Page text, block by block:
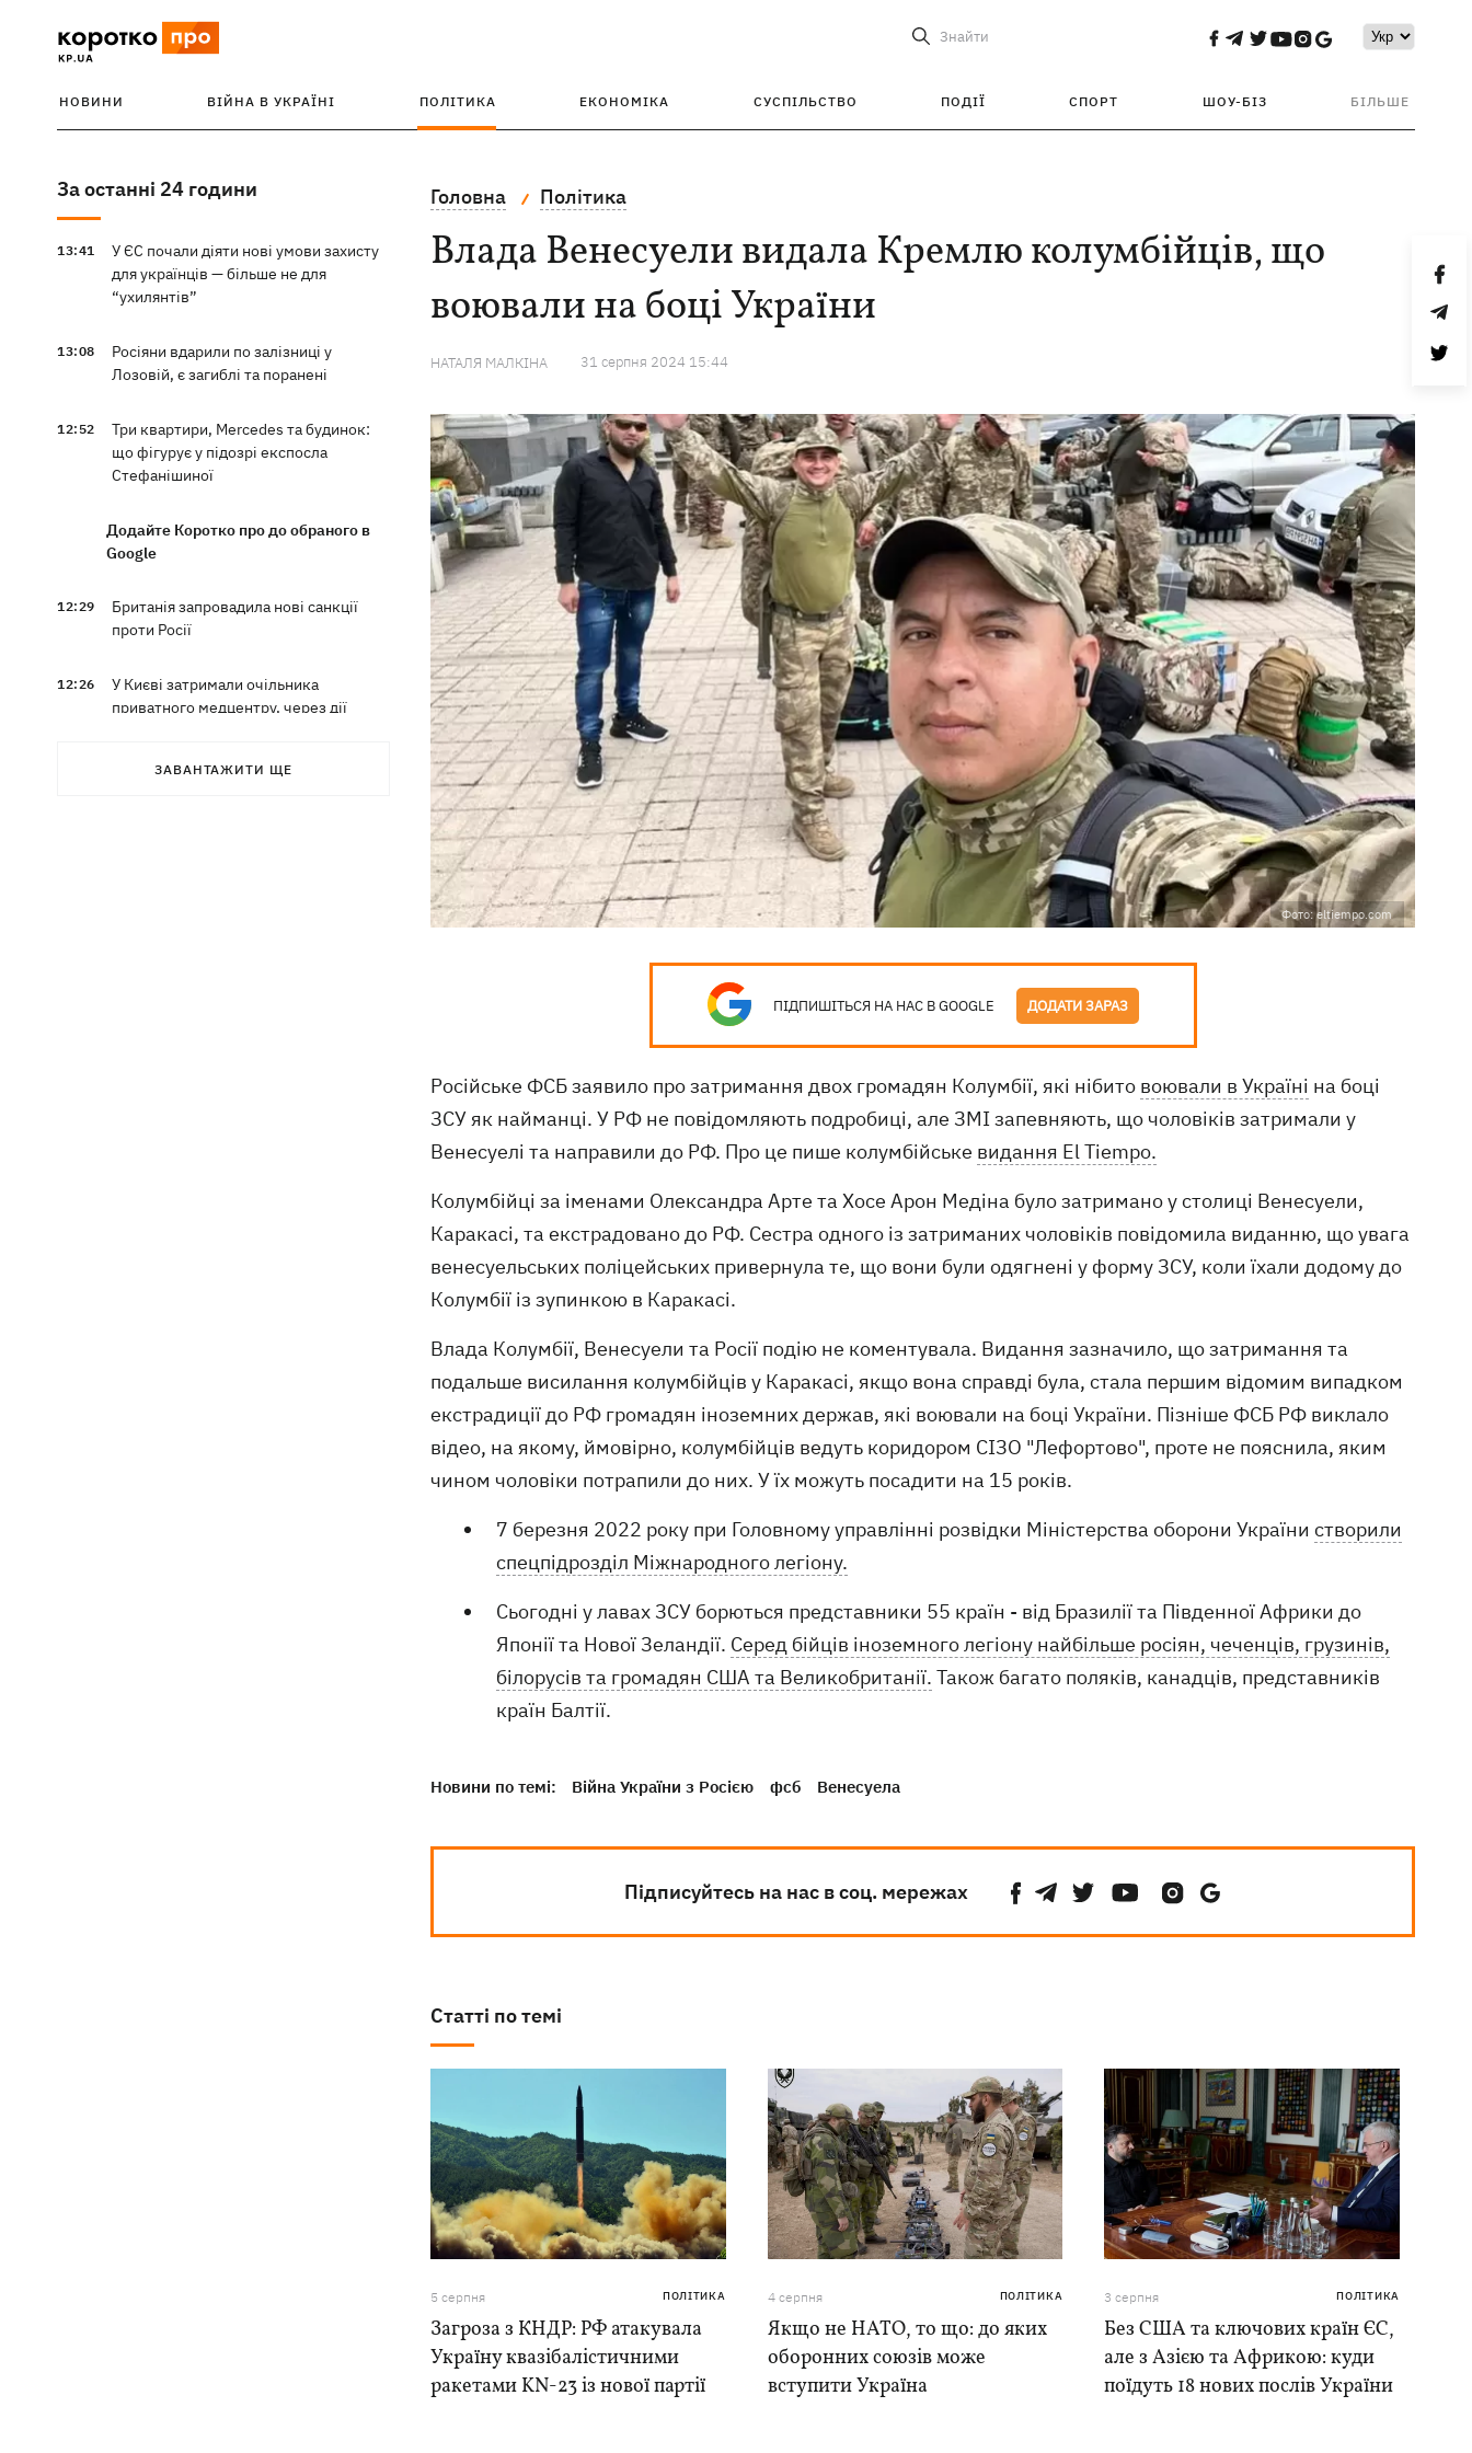
Знайти
НОВИНИ ВІЙНА В УКРАЇНІ ПОЛІТИКА ЕКОНОМІКА СУСПІЛЬСТВО ПОДІЇ СПОРТ ШОУ-БІЗ БІЛЬШЕ
За останні 24 години
13:41
У ЄС почали діяти нові умови захисту
для українців — більше не для
“ухилянтів”
13:08
Росіяни вдарили по залізниці у
Лозовій, є загиблі та поранені
12:52
Три квартири, Mercedes та будинок:
що фігурує у підозрі експосла
Стефанішиної
Додайте Коротко про до обраного в
Google
12:29
Британія запровадила нові санкції
проти Росії
12:26
У Києві затримали очільника
приватного медцентру, через дії
ЗАВАНТАЖИТИ ЩЕ
Головна Політика
Влада Венесуели видала Кремлю колумбійців, що
воювали на боці України
НАТАЛЯ МАЛКІНА 31 серпня 2024 15:44
Фото: eltiempo.com
ПІДПИШІТЬСЯ НА НАС В GOOGLE ДОДАТИ ЗАРАЗ
Російське ФСБ заявило про затримання двох громадян Колумбії, які нібито воювали в Україні на боці
ЗСУ як найманці. У РФ не повідомляють подробиці, але ЗМІ запевняють, що чоловіків затримали у
Венесуелі та направили до РФ. Про це пише колумбійське видання El Tiempo.
Колумбійці за іменами Олександра Арте та Хосе Арон Медіна було затримано у столиці Венесуели,
Каракасі, та екстрадовано до РФ. Сестра одного із затриманих чоловіків повідомила виданню, що увага
венесуельських поліцейських привернула те, що вони були одягнені у форму ЗСУ, коли їхали додому до
Колумбії із зупинкою в Каракасі.
Влада Колумбії, Венесуели та Росії подію не коментувала. Видання зазначило, що затримання та
подальше висилання колумбійців у Каракасі, якщо вона справді була, стала першим відомим випадком
екстрадиції до РФ громадян іноземних держав, які воювали на боці України. Пізніше ФСБ РФ виклало
відео, на якому, ймовірно, колумбійців ведуть коридором СІЗО "Лефортово", проте не пояснила, яким
чином чоловіки потрапили до них. У їх можуть посадити на 15 років.
7 березня 2022 року при Головному управлінні розвідки Міністерства оборони України створили
спецпідрозділ Міжнародного легіону.
Сьогодні у лавах ЗСУ борються представники 55 країн - від Бразилії та Південної Африки до
Японії та Нової Зеландії. Серед бійців іноземного легіону найбільше росіян, чеченців, грузинів,
білорусів та громадян США та Великобританії. Також багато поляків, канадців, представників
країн Балтії.
Новини по темі: Війна України з Росією фсб Венесуела
Підписуйтесь на нас в соц. мережах
Статті по темі
5 серпня ПОЛІТИКА
Загроза з КНДР: РФ атакувала
Україну квазібалістичними
ракетами KN-23 із нової партії
4 серпня ПОЛІТИКА
Якщо не НАТО, то що: до яких
оборонних союзів може
вступити Україна
3 серпня ПОЛІТИКА
Без США та ключових країн ЄС,
але з Азією та Африкою: куди
поїдуть 18 нових послів України